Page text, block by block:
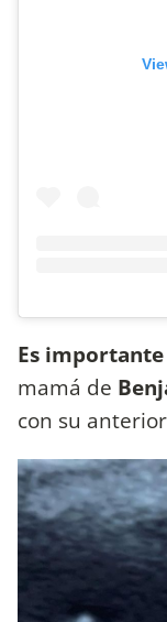
Es
mamá de
con su